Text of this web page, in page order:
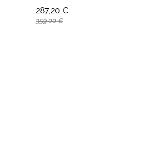
287,20 €
359,00 €